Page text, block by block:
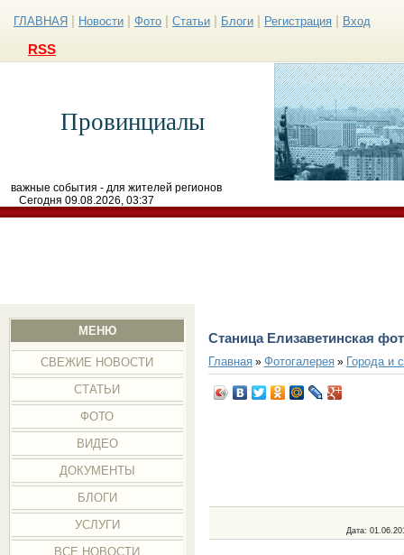
ГЛАВНАЯ Новости Фото Статьи Блоги Регистрация Вход
RSS
Провинциалы
важные события - для жителей регионов
Сегодня 09.08.2026, 03:37
МЕНЮ
СВЕЖИЕ НОВОСТИ
СТАТЬИ
ФОТО
ВИДЕО
ДОКУМЕНТЫ
БЛОГИ
УСЛУГИ
ВСЕ НОВОСТИ
Станица Елизаветинская
Главная» Фотогалерея» Города и
Дата: